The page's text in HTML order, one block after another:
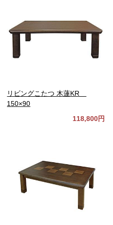
リビングこたつ 木蓮KR
150×90
118,800円